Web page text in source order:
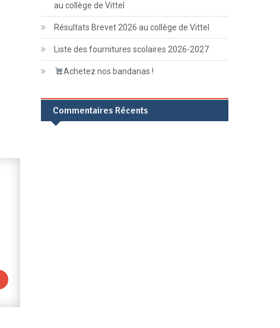
au collège de Vittel
Résultats Brevet 2026 au collège de Vittel
Liste des fournitures scolaires 2026-2027
Achetez nos bandanas !
Commentaires Récents